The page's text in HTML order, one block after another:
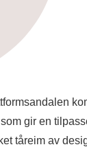
gir en
tåreim av